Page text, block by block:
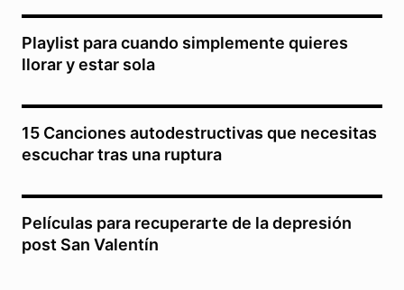
Playlist para cuando simplemente quieres
llorar y estar sola
15 Canciones autodestructivas que necesitas
escuchar tras una ruptura
Películas para recuperarte de la depresión
post San Valentín